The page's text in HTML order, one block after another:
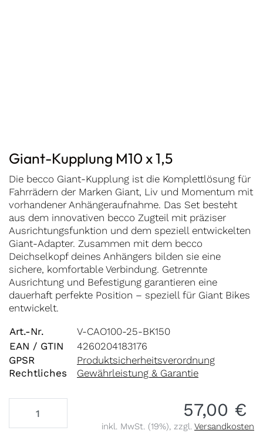
Giant-Kupplung M10 x 1,5
Die becco Giant-Kupplung ist die Komplettlösung für
Fahrrädern der Marken Giant, Liv und Momentum mit
vorhandener Anhängeraufnahme. Das Set besteht
aus dem innovativen becco Zugteil mit präziser
Ausrichtungsfunktion und dem speziell entwickelten
Giant-Adapter. Zusammen mit dem becco
Deichselkopf deines Anhängers bilden sie eine
sichere, komfortable Verbindung. Getrennte
Ausrichtung und Befestigung garantieren eine
dauerhaft perfekte Position – speziell für Giant Bikes
entwickelt.
Art.-Nr.
V-CAO100-25-BK150
EAN / GTIN
4260204183176
GPSR
Produktsicherheitsverordnung
Rechtliches
Gewährleistung & Garantie
57,00 €
inkl. MwSt. (19%), zzgl. Versandkosten